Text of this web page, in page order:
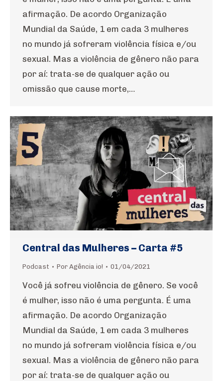
afirmação. De acordo Organização
Mundial da Saúde, 1 em cada 3 mulheres
no mundo já sofreram violência física e/ou
sexual. Mas a violência de gênero não para
por aí: trata-se de qualquer ação ou
omissão que cause morte,…
Central das Mulheres – Carta #5
Podcast Por Agência io! 01/04/2021
Você já sofreu violência de gênero. Se você
é mulher, isso não é uma pergunta. É uma
afirmação. De acordo Organização
Mundial da Saúde, 1 em cada 3 mulheres
no mundo já sofreram violência física e/ou
sexual. Mas a violência de gênero não para
por aí: trata-se de qualquer ação ou